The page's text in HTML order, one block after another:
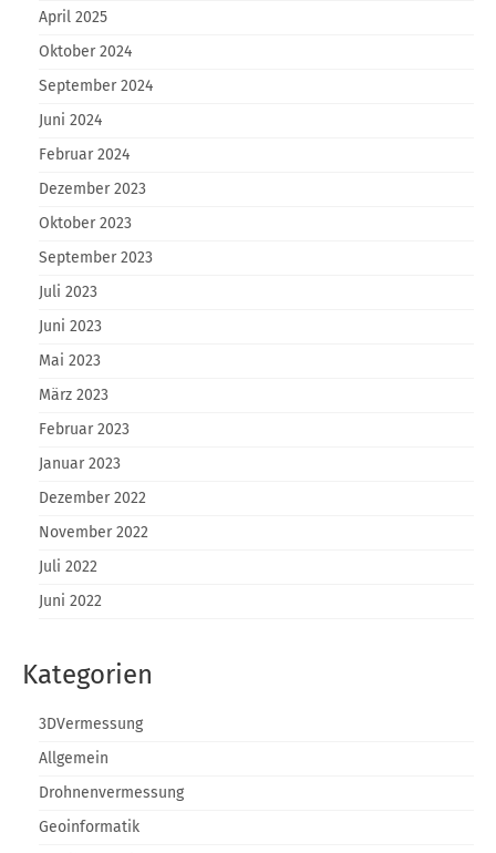
April 2025
Oktober 2024
September 2024
Juni 2024
Februar 2024
Dezember 2023
Oktober 2023
September 2023
Juli 2023
Juni 2023
Mai 2023
März 2023
Februar 2023
Januar 2023
Dezember 2022
November 2022
Juli 2022
Juni 2022
Kategorien
3DVermessung
Allgemein
Drohnenvermessung
Geoinformatik